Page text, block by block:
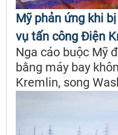
Mỹ phản ứng khi
vụ tấn công Điện
Nga cáo buộc Mỹ
bằng máy bay
Kremlin, song